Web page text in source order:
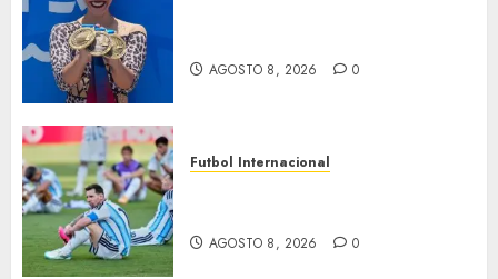
AGOSTO 8, 2026 0
Futbol Internacional
AGOSTO 8, 2026 0